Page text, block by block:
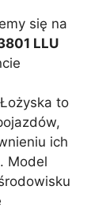
się na
LLU
to
ich
Model